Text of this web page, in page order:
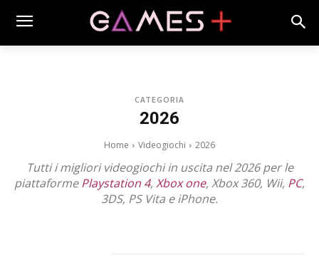
CATEGORIA
2026
Home Videogiochi 2026
Tutti i migliori videogiochi in uscita nel 2026 per le
piattaformePlaystation 4,Xbox one, Xbox 360, Wii, PC,
3DS, PS Vita e iPhone.